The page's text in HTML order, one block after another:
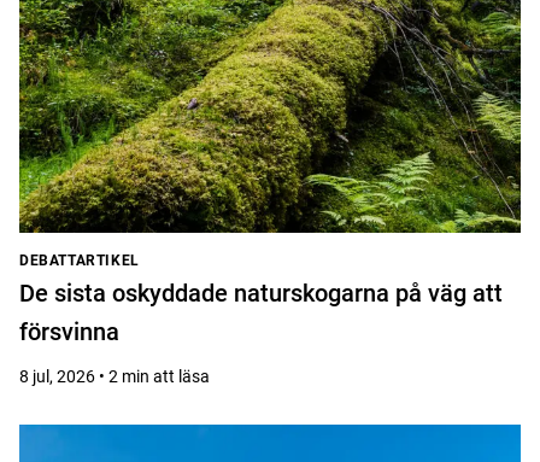
DEBATTARTIKEL
De sista oskyddade naturskogarna på väg att
försvinna
8 jul, 2026 • 2 min att läsa